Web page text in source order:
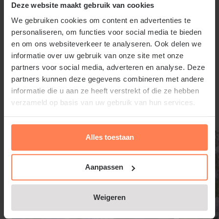
Deze website maakt gebruik van cookies
We gebruiken cookies om content en advertenties te
personaliseren, om functies voor social media te bieden
en om ons websiteverkeer te analyseren. Ook delen we
informatie over uw gebruik van onze site met onze
partners voor social media, adverteren en analyse. Deze
partners kunnen deze gegevens combineren met andere
informatie die u aan ze heeft verstrekt of die ze hebben
verzameld op basis van uw gebruik van hun services.
Alles toestaan
Aanpassen
Weigeren
bijen, vlinders, de distelvlinder en andere bestuivers.
De muskusachtige geur van de bloemen, vooral bij
warm weer, maakt de plant extra geliefd. De
bloemen voegen kleur en leven toe aan natuurlijke
beplantingen en borders, en worden veel gebruikt in
bloemenweides en wilde tuinen voor het stimuleren
van biodiversiteit.
De plant is winterhard tot temperaturen van -30
graden Celsius, maar kan licht vorstgevoelig zijn en
moet in de herfst eventueel bedekt worden. Licht
bemesten is voldoende; op voedselrijke grond is
extra bemesting niet nodig. Door uitgebloeide
bloemen te verwijderen, wordt een tweede bloei
gestimuleerd. Malva moschata heeft een relatief
korte levensduur en dient na enkele jaren verjongd
Lees meer
Gerelateerde producten